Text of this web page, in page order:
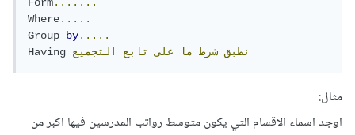
Form.......
Where.....
Group
by.....
Having
نطبق شرط ما على تابع التجميع
مثال:
اوجد اسماء الاقسام التي يكون متوسط رواتب المدرسين فيها اكبر من